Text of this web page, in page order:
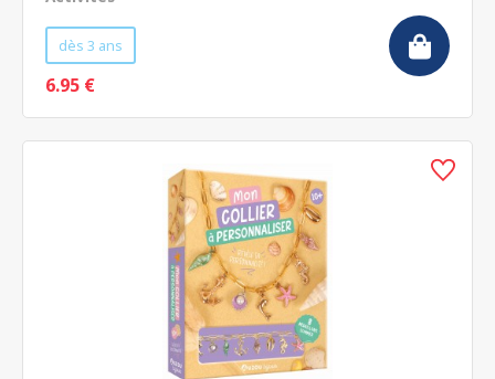
dès 3 ans
6.95 €